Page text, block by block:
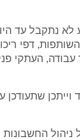
נתקבל עד היום
דפי
עלות שכר עבודה,
וייתכן
החשבונות